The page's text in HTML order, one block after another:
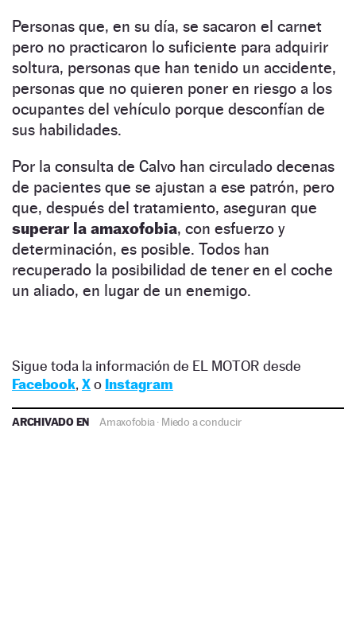
Personas que, en su día, se sacaron el carnet
pero no practicaron lo suficiente para adquirir
soltura, personas que han tenido un accidente,
personas que no quieren poner en riesgo a los
ocupantes del vehículo porque desconfían de
sus habilidades.
Por la consulta de Calvo han circulado decenas
de pacientes que se ajustan a ese patrón, pero
que, después del tratamiento, aseguran que
superar la amaxofobia, con esfuerzo y
determinación, es posible. Todos han
recuperado la posibilidad de tener en el coche
un aliado, en lugar de un enemigo.
Sigue toda la información de EL MOTOR desde
Facebook, Xo Instagram
ARCHIVADO EN Amaxofobia· Miedo a conducir